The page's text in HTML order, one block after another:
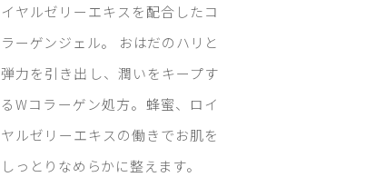
イヤルゼリーエキスを配合したコ
ラーゲンジェル。 おはだのハリと
弾力を引き出し、潤いをキープす
るWコラーゲン処方。蜂蜜、ロイ
ヤルゼリーエキスの働きでお肌を
しっとりなめらかに整えます。